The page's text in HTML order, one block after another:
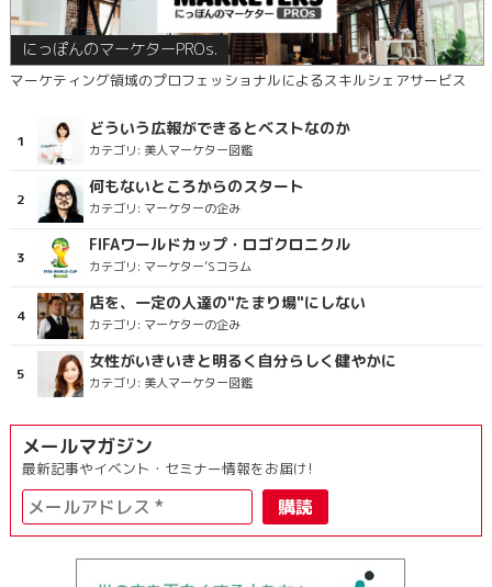
にっぽんのマーケターPROs.
マーケティング領域のプロフェッショナルによるスキルシェアサービス
どういう広報ができるとベストなのか
カテゴリ: 美人マーケター図鑑
何もないところからのスタート
カテゴリ: マーケターの企み
FIFAワールドカップ・ロゴクロニクル
カテゴリ: マーケター’Sコラム
店を、一定の人達の"たまり場"にしない
カテゴリ: マーケターの企み
女性がいきいきと明るく自分らしく健やかに
カテゴリ: 美人マーケター図鑑
メールマガジン
最新記事やイベント・セミナー情報をお届け!